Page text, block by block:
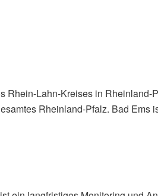
Rhein-Lahn-Kreises in Rheinland-
Rheinland-Pfalz. Bad Ems